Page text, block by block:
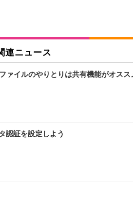
連ニュース
イルのやりとりは共有機能がオスス
認証を設定しよう